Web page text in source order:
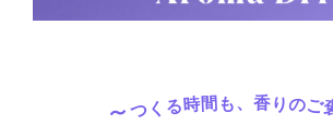
〜 つくる時間も、香りのご